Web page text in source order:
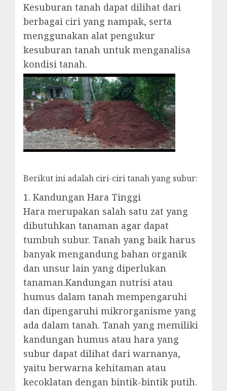
Kesuburan tanah dapat dilihat dari
berbagai ciri yang nampak, serta
menggunakan alat pengukur
kesuburan tanah untuk menganalisa
kondisi tanah.
Berikut ini adalah ciri-ciri tanah yang subur:
1. Kandungan Hara Tinggi
Hara merupakan salah satu zat yang
dibutuhkan tanaman agar dapat
tumbuh subur. Tanah yang baik harus
banyak mengandung bahan organik
dan unsur lain yang diperlukan
tanaman.Kandungan nutrisi atau
humus dalam tanah mempengaruhi
dan dipengaruhi mikrorganisme yang
ada dalam tanah. Tanah yang memiliki
kandungan humus atau hara yang
subur dapat dilihat dari warnanya,
yaitu berwarna kehitaman atau
kecoklatan dengan bintik-bintik putih.